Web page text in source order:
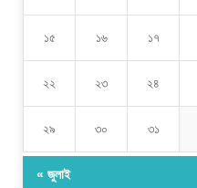
১৫ ১৬ ১৭
২২ ২৩ ২৪
২৯ ৩০ ৩১
« জুলাই